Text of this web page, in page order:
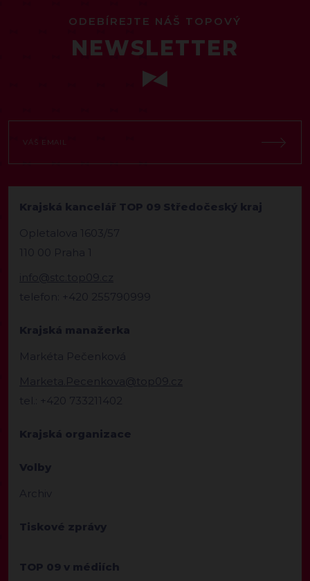
ODEBÍREJTE NÁŠ TOPOVÝ
NEWSLETTER
Krajská kancelář TOP 09 Středočeský kraj
Opletalova 1603/57
110 00 Praha 1
info@stc.top09.cz
telefon: +420 255790999
Krajská manažerka
Markéta Pečenková
Marketa.Pecenkova@top09.cz
tel.: +420 733211402
Krajská organizace
Volby
Archiv
Tiskové zprávy
TOP 09 v médiích